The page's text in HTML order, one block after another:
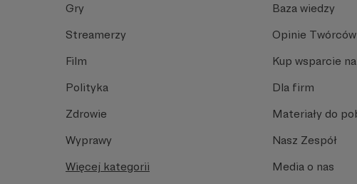
Gry
Streamerzy
Film
Polityka
Zdrowie
Wyprawy
Więcej kategorii
Baza wiedzy
Opinie Twórców
Kup wsparcie
Dla firm
Materiały do
Nasz Zespół
Media o nas